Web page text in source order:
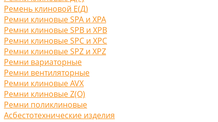
Ремень клиновой Е(Д)
Ремни клиновые SPA и XPA
Ремни клиновые SPB и XPB
Ремни клиновые SPC и XPC
Ремни клиновые SPZ и XPZ
Ремни вариаторные
Ремни вентиляторные
Ремни клиновые AVX
Ремни клиновые Z(O)
Ремни поликлиновые
Асбестотехнические изделия